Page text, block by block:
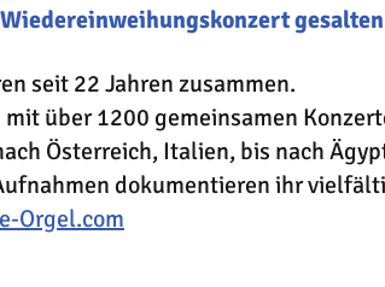
seit 22 Jahren zusammen.
mit über 1200 gemeinsamen
Österreich, Italien, bis nach
dokumentieren ihr
Orgel.com